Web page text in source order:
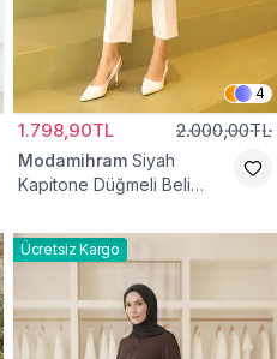
4
1.798,90TL 2.000,00TL
Modamihram Siyah
Kapitone Düğmeli Beli
Ücretsiz Kargo